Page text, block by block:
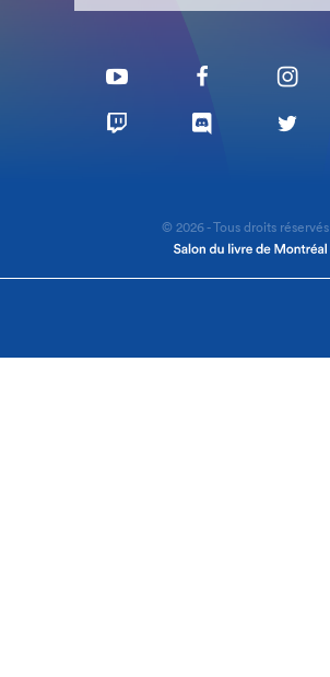
© 2026 - Tous droits réservés